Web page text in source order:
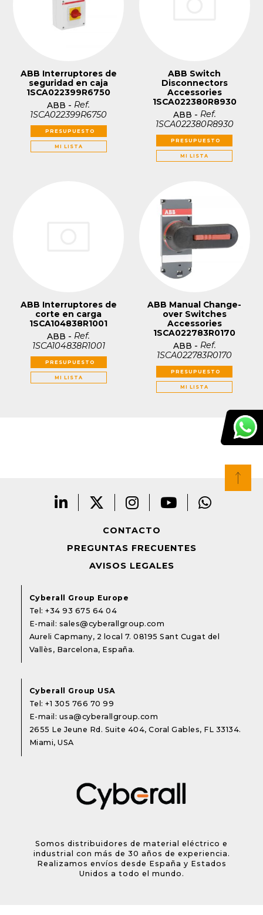
ABB Interruptores de
seguridad en caja
1SCA022399R6750
ABB - Ref.
1SCA022399R6750
PRESUPUESTO
MI LISTA
ABB Switch
Disconnectors
Accessories
1SCA022380R8930
ABB - Ref.
1SCA022380R8930
PRESUPUESTO
MI LISTA
ABB Interruptores de
corte en carga
1SCA104838R1001
ABB - Ref.
1SCA104838R1001
PRESUPUESTO
MI LISTA
ABB Manual Change-
over Switches
Accessories
1SCA022783R0170
ABB - Ref.
1SCA022783R0170
PRESUPUESTO
MI LISTA
CONTACTO
PREGUNTAS FRECUENTES
AVISOS LEGALES
Cyberall Group Europe
Tel:+34 93 675 64 04
E-mail: sales@cyberallgroup.com
Aureli Capmany, 2 local 7. 08195 Sant Cugat del
Vallès, Barcelona, España.
Cyberall Group USA
Tel:+1 305 766 70 99
E-mail: usa@cyberallgroup.com
2655 Le Jeune Rd. Suite 404, Coral Gables, FL 33134.
Miami, USA
Somos distribuidores de material eléctrico e
industrial con más de 30 años de experiencia.
Realizamos envíos desde España y Estados
Unidos a todo el mundo.